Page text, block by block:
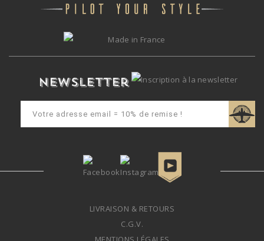
Newsletter
LIVRAISON & RETOURS
C.G.V.